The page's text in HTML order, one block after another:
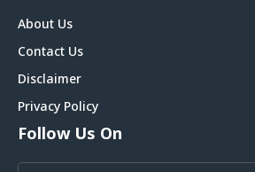
About Us
Contact Us
Disclaimer
Privacy Policy
Follow Us On